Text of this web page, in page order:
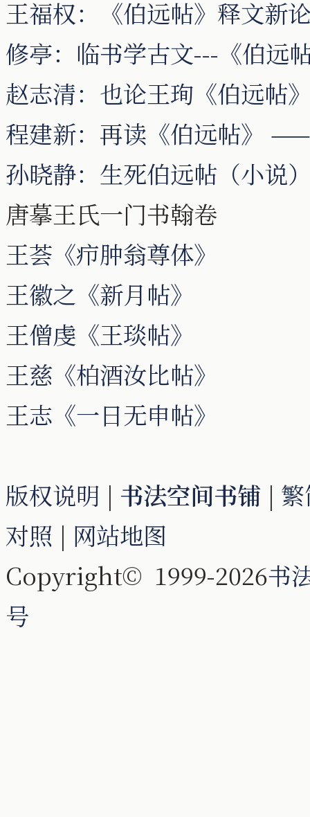
王福权：《伯远帖》释文新
修亭：临书学古文---《伯远
赵志清：也论王珣《伯远帖
程建新：再读《伯远帖》
孙晓静：生死伯远帖（小说
唐摹王氏一门书翰卷
王荟《疖肿翁尊体》
王徽之《新月帖》
王僧虔《王琰帖》
王慈《柏酒汝比帖》
王志《一日无申帖》
版权说明 | 书法空间书铺 |
对照 | 网站地图
Copyright© 1999-2026书
号